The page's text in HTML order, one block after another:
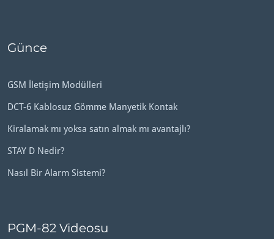
Günce
GSM İletişim Modülleri
DCT-6 Kablosuz Gömme Manyetik Kontak
Kiralamak mı yoksa satın almak mı avantajlı?
STAY D Nedir?
Nasıl Bir Alarm Sistemi?
PGM-82 Videosu